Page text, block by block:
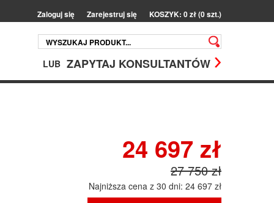
Zaloguj się Zarejestruj się KOSZYK: 0 zł (0 szt.)
LUB ZAPYTAJ KONSULTANTÓW
24 697 zł
27 750 zł
Najniższa cena z 30 dni: 24 697 zł